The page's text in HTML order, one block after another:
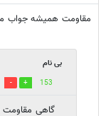
مقاومت همیشه جواب
بی نام
153
گاهی مقاومت